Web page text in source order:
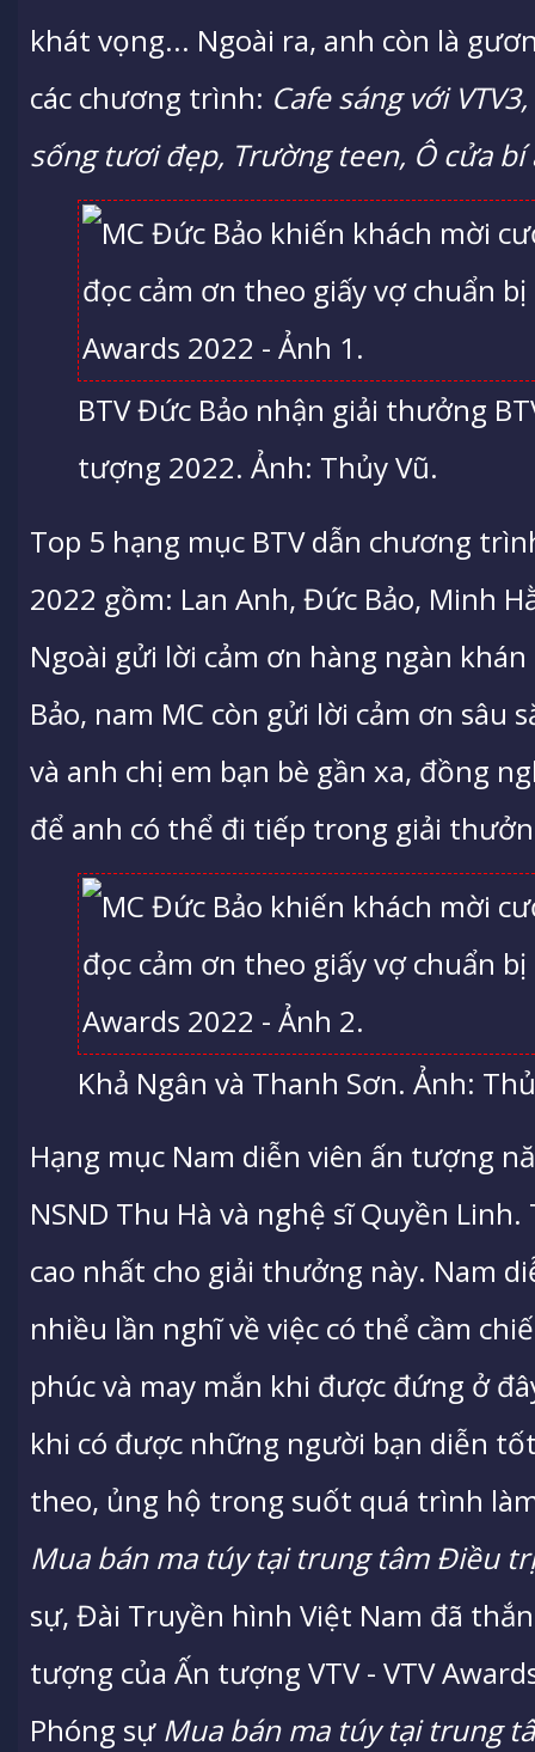
khát vọng... Ngoài ra, anh còn là
các chương trình: Cafe sáng với
sống tươi đẹp, Trường teen, Ô cửa bí
BTV Đức Bảo nhận giải thưởng
tượng 2022. Ảnh: Thủy Vũ.
Top 5 hạng mục BTV dẫn chương
2022 gồm: Lan Anh, Đức Bảo, Minh
Ngoài gửi lời cảm ơn hàng ngàn
Bảo, nam MC còn gửi lời cảm ơn sâu
và anh chị em bạn bè gần xa, đồng
để anh có thể đi tiếp trong giải
Khả Ngân và Thanh Sơn. Ảnh:
Hạng mục Nam diễn viên ấn tượng
NSND Thu Hà và nghệ sĩ Quyền
cao nhất cho giải thưởng này. Nam
nhiều lần nghĩ về việc có thể cầm
phúc và may mắn khi được đứng ở
khi có được những người bạn diễn
theo, ủng hộ trong suốt quá trình
Mua bán ma túy tại trung tâm Điều
sự, Đài Truyền hình Việt Nam đã
tượng của Ấn tượng VTV - VTV
Phóng sự Mua bán ma túy tại trung